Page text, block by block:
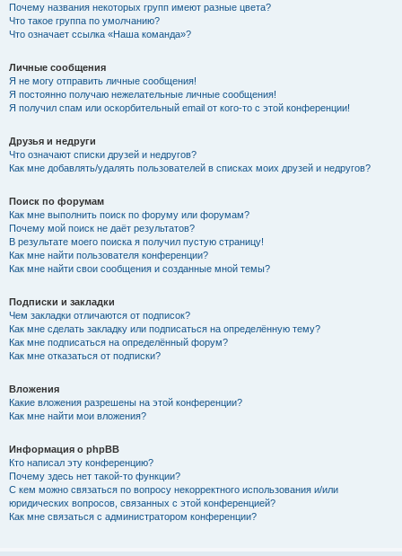
Почему названия некоторых групп имеют разные цвета?
Что такое группа по умолчанию?
Что означает ссылка «Наша команда»?
Личные сообщения
Я не могу отправить личные сообщения!
Я постоянно получаю нежелательные личные сообщения!
Я получил спам или оскорбительный email от кого-то с этой конференции!
Друзья и недруги
Что означают списки друзей и недругов?
Как мне добавлять/удалять пользователей в списках моих друзей и недругов?
Поиск по форумам
Как мне выполнить поиск по форуму или форумам?
Почему мой поиск не даёт результатов?
В результате моего поиска я получил пустую страницу!
Как мне найти пользователя конференции?
Как мне найти свои сообщения и созданные мной темы?
Подписки и закладки
Чем закладки отличаются от подписок?
Как мне сделать закладку или подписаться на определённую тему?
Как мне подписаться на определённый форум?
Как мне отказаться от подписки?
Вложения
Какие вложения разрешены на этой конференции?
Как мне найти мои вложения?
Информация о phpBB
Кто написал эту конференцию?
Почему здесь нет такой-то функции?
С кем можно связаться по вопросу некорректного использования и/или
юридических вопросов, связанных с этой конференцией?
Как мне связаться с администратором конференции?